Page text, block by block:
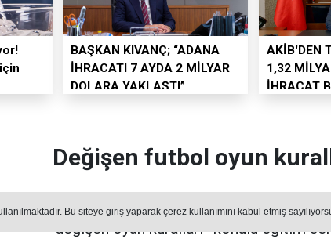
Bu siteye giriş yaparak çerez kullanımını kabul etmiş
BAŞKAN KIVANÇ; “ADANA
İHRACATI 7 AYDA 2 MİLYAR
DOLARA YAKLAŞTI”
AKİB'DEN
1,32
İHRACAT
Değişen futbol oyun
Derneği Adana Şubesi’nce her yıl
değişen oyun kuralları” konulu eğitim